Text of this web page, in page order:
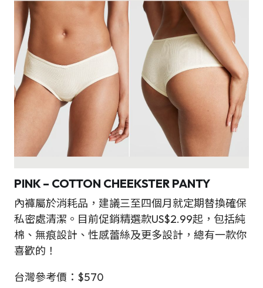
PINK – COTTON CHEEKSTER PANTY
內褲屬於消耗品，建議三至四個月就定期替換確保
私密處清潔。目前促銷精選款US$2.99起，包括純
棉、無痕設計、性感蕾絲及更多設計，總有一款你
喜歡的！
台灣參考價：$570